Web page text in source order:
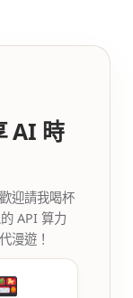
AI 時
迎請我喝杯
API 算力
漫遊！